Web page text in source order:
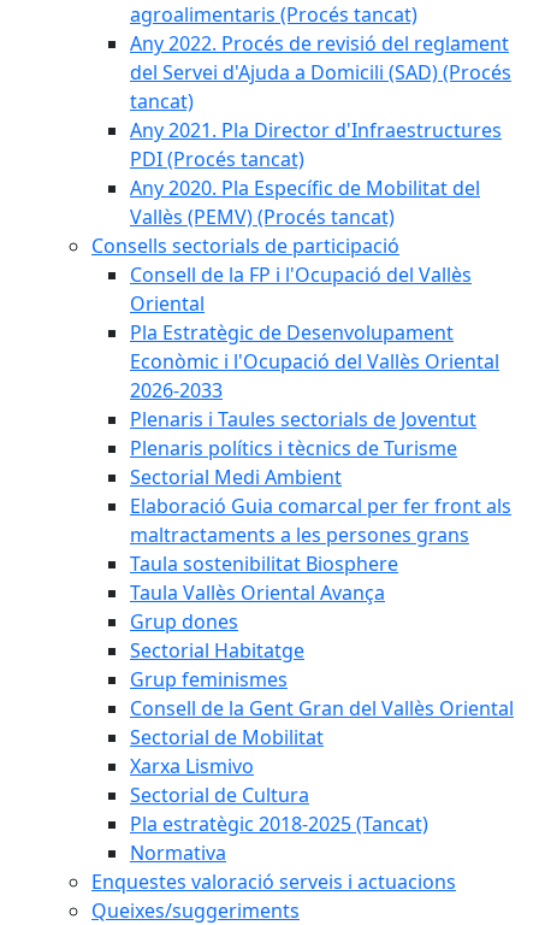
agroalimentaris (Procés tancat)
Any 2022. Procés de revisió del reglament
del Servei d'Ajuda a Domicili (SAD) (Procés
tancat)
Any 2021. Pla Director d'Infraestructures
PDI (Procés tancat)
Any 2020. Pla Específic de Mobilitat del
Vallès (PEMV) (Procés tancat)
Consells sectorials de participació
Consell de la FP i l'Ocupació del Vallès
Oriental
Pla Estratègic de Desenvolupament
Econòmic i l'Ocupació del Vallès Oriental
2026-2033
Plenaris i Taules sectorials de Joventut
Plenaris polítics i tècnics de Turisme
Sectorial Medi Ambient
Elaboració Guia comarcal per fer front als
maltractaments a les persones grans
Taula sostenibilitat Biosphere
Taula Vallès Oriental Avança
Grup dones
Sectorial Habitatge
Grup feminismes
Consell de la Gent Gran del Vallès Oriental
Sectorial de Mobilitat
Xarxa Lismivo
Sectorial de Cultura
Pla estratègic 2018-2025 (Tancat)
Normativa
Enquestes valoració serveis i actuacions
Queixes/suggeriments